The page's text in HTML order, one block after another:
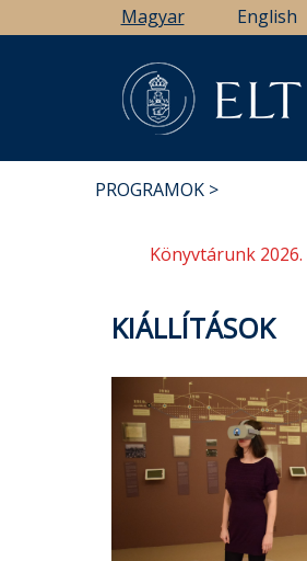
a
Magyar English
PROGRAMOK
Könyvtárunk
KIÁLLÍTÁSOK